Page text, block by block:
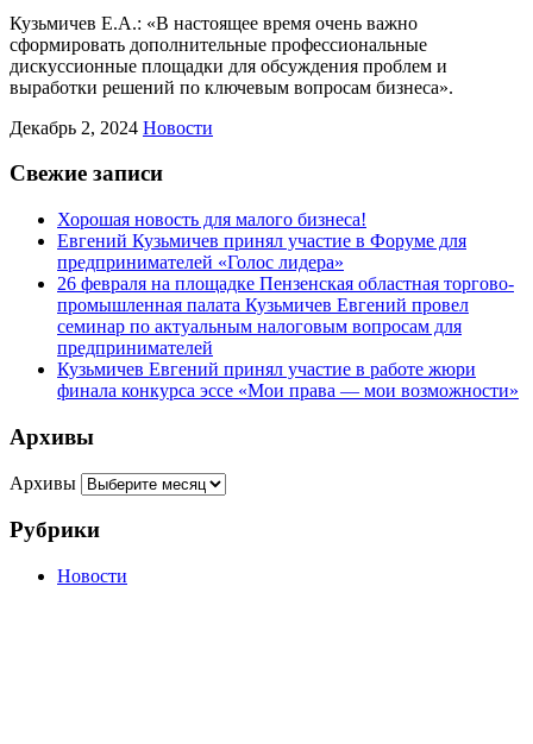
Кузьмичев Е.А.: «В настоящее время очень важно
сформировать дополнительные профессиональные
дискуссионные площадки для обсуждения проблем и
выработки решений по ключевым вопросам бизнеса».
Декабрь 2, 2024 Новости
Свежие записи
Хорошая новость для малого бизнеса!
Евгений Кузьмичев принял участие в Форуме для
предпринимателей «Голос лидера»
26 февраля на площадке Пензенская областная торгово-
промышленная палата Кузьмичев Евгений провел
семинар по актуальным налоговым вопросам для
предпринимателей
Кузьмичев Евгений принял участие в работе жюри
финала конкурса эссе «Мои права — мои возможности»
Архивы
Архивы
Рубрики
Новости